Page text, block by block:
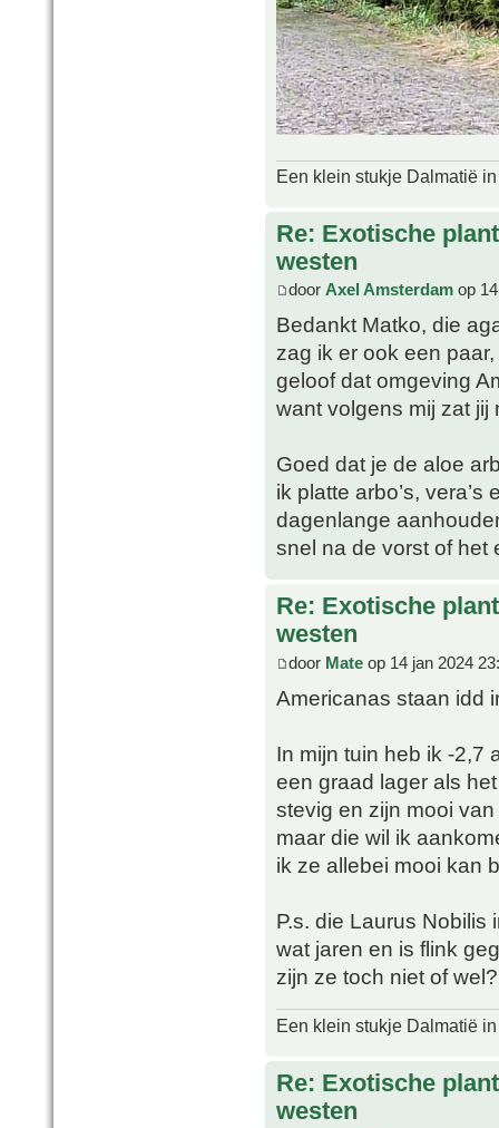
Een klein stukje Dalmatië
Re: Exotische
westen
door Axel Amsterdam op
Bedankt Matko, die
zag ik er ook een
geloof dat omgeving
want volgens mij zat jij
Goed dat je de aloe
ik platte arbo’s,
dagenlange
snel na de vorst of het
Re: Exotische
westen
door Mate op 14 jan 2024
Americanas staan idd
In mijn tuin heb ik -2,7
een graad lager als
stevig en zijn mooi
maar die wil ik
ik ze allebei mooi kan
P.s. die Laurus Nobilis
wat jaren en is flink
zijn ze toch niet of wel?
Een klein stukje Dalmatië
Re: Exotische
westen